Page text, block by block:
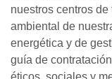
nuestros centros
ambiental de
energética y de
guía de
éticos, sociales y